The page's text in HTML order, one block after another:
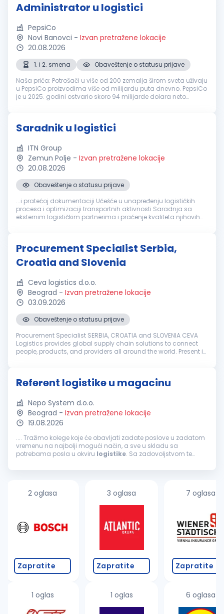
Administrator u logistici
PepsiCo
Novi Banovci - Izvan pretražene lokacije
20.08.2026
1. i 2. smena
Obaveštenje o statusu prijave
Naša priča: Potrošači u više od 200 zemalja širom sveta uživaju
u PepsiCo proizvodima više od milijardu puta dnevno. PepsiCo
je u 2025. godini ostvario skoro 94 milijarde dolara neto
Saradnik u logistici
ITN Group
Zemun Polje - Izvan pretražene lokacije
20.08.2026
Obaveštenje o statusu prijave
...i pratećoj dokumentaciji Učešće u unapređenju logističkih
procesa i optimizaciji transportnih aktivnosti Saradnja sa
eksternim logističkim partnerima i praćenje kvaliteta njihovih
Procurement Specialist Serbia,
Croatia and Slovenia
Ceva logistics d.o.o.
Beograd - Izvan pretražene lokacije
03.09.2026
Obaveštenje o statusu prijave
Procurement Specialist SERBIA, CROATIA and SLOVENIA CEVA
Logistics provides global supply chain solutions to connect
people, products, and providers all around the world. Present in
Referent logistike u magacinu
Nepo System d.o.o.
Beograd - Izvan pretražene lokacije
19.08.2026
.... Tražimo kolege koje će obavljati zadate poslove u zadatom
vremenu na najbolji mogući način, a sve u skladu sa
potrebama posla u okviru logistike. Sa zadovoljstvom te
proširimo tim
2 oglasa
Zapratite
1 oglas
3 oglasa
Zapratite
1 oglas
7 oglasa
Zapratite
6 oglasa